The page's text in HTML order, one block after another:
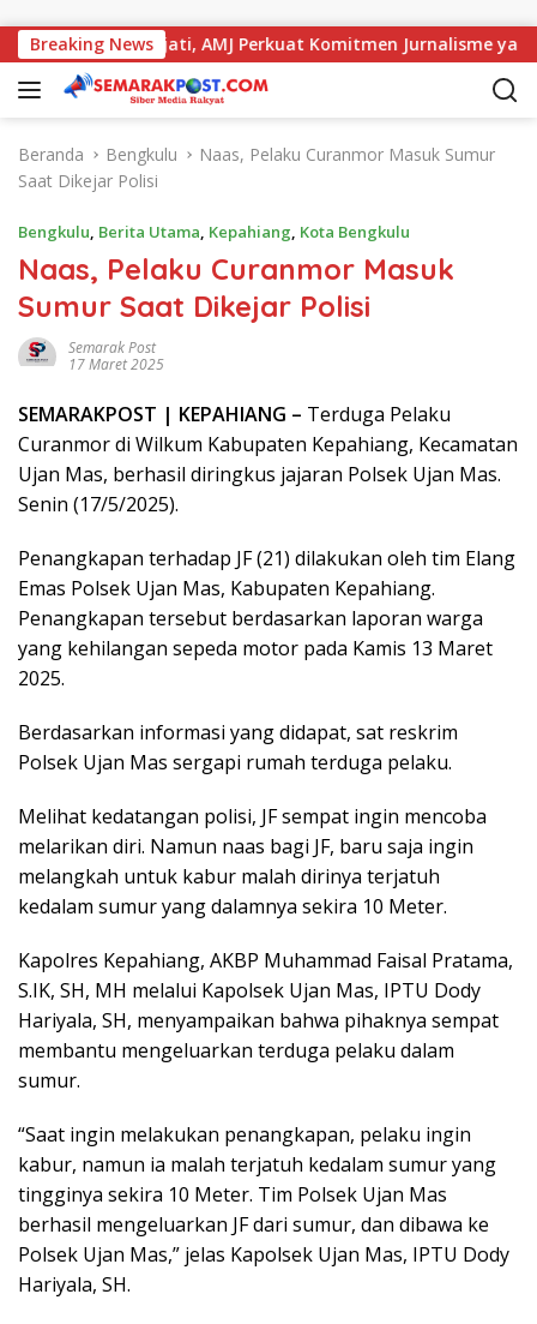
Breaking News
dengan Kajati, AMJ Perkuat Komitmen Jurnalisme yang
Beranda Bengkulu
Naas, Pelaku Curanmor Masuk Sumur
Saat Dikejar Polisi
Bengkulu, Berita Utama, Kepahiang, Kota Bengkulu
Naas, Pelaku Curanmor Masuk
Sumur Saat Dikejar Polisi
Semarak Post
17 Maret 2025
SEMARAKPOST | KEPAHIANG – Terduga Pelaku
Curanmor di Wilkum Kabupaten Kepahiang, Kecamatan
Ujan Mas, berhasil diringkus jajaran Polsek Ujan Mas.
Senin (17/5/2025).
Penangkapan terhadap JF (21) dilakukan oleh tim Elang
Emas Polsek Ujan Mas, Kabupaten Kepahiang.
Penangkapan tersebut berdasarkan laporan warga
yang kehilangan sepeda motor pada Kamis 13 Maret
2025.
Berdasarkan informasi yang didapat, sat reskrim
Polsek Ujan Mas sergapi rumah terduga pelaku.
Melihat kedatangan polisi, JF sempat ingin mencoba
melarikan diri. Namun naas bagi JF, baru saja ingin
melangkah untuk kabur malah dirinya terjatuh
kedalam sumur yang dalamnya sekira 10 Meter.
Kapolres Kepahiang, AKBP Muhammad Faisal Pratama,
S.IK, SH, MH melalui Kapolsek Ujan Mas, IPTU Dody
Hariyala, SH, menyampaikan bahwa pihaknya sempat
membantu mengeluarkan terduga pelaku dalam
sumur.
“Saat ingin melakukan penangkapan, pelaku ingin
kabur, namun ia malah terjatuh kedalam sumur yang
tingginya sekira 10 Meter. Tim Polsek Ujan Mas
berhasil mengeluarkan JF dari sumur, dan dibawa ke
Polsek Ujan Mas,” jelas Kapolsek Ujan Mas, IPTU Dody
Hariyala, SH.